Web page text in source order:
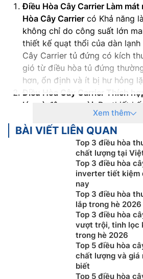
Điều Hòa Cây Carrier Làm
Hòa Cây Carrier có Khả năng
không chỉ do công suất lớn
thiết kế quạt thổi của dàn
Cây Carrier tủ đứng có kích
gió từ điều hòa tủ đứng
hơn, ổn định và ít bị hư hỏng
Điều Hòa Cây Carrier Thích
lớn và đông người: Do thiết kế
Carrier có khả năng làm mát
lớn hơn so với máy treo tường.
liên tục mà các dòng máy
làm được. Điều Hòa Cây
thích hợp cho những nơi đông
thổi lưu lượng gió đối lưu
máy lạnh treo tường.
Điều Hòa Cây Carrier Thích
lớn và đông người:Do thiết
Carrier có khả năng làm mát
lớn hơn so với máy treo
liên tục mà các dòng máy
làm được. Điều Hòa Cây
Xem thêm
BÀI VIẾT LIÊN QUAN
Top 3 điều hòa
chất lượng tại
Top 3 điều hòa
inverter tiết kiệm
nay
Top 3 điều hòa
lắp trong hè 2026
Top 3 điều hòa
vượt trội, tinh lọc
trong hè 2026
Top 5 điều hòa
chất lượng và giá
biết
Top 5 điều hòa